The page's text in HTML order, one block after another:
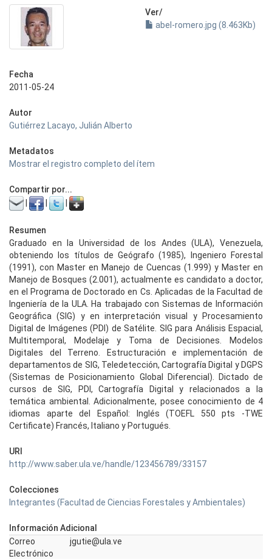
Ver/
abel-romero.jpg (8.463Kb)
Fecha
2011-05-24
Autor
Gutiérrez Lacayo, Julián Alberto
Metadatos
Mostrar el registro completo del ítem
Compartir por...
Resumen
Graduado en la Universidad de los Andes (ULA), Venezuela,
obteniendo los títulos de Geógrafo (1985), Ingeniero Forestal
(1991), con Master en Manejo de Cuencas (1.999) y Master en
Manejo de Bosques (2.001), actualmente es candidato a doctor,
en el Programa de Doctorado en Cs. Aplicadas de la Facultad de
Ingeniería de la ULA. Ha trabajado con Sistemas de Información
Geográfica (SIG) y en interpretación visual y Procesamiento
Digital de Imágenes (PDI) de Satélite. SIG para Análisis Espacial,
Multitemporal, Modelaje y Toma de Decisiones. Modelos
Digitales del Terreno. Estructuración e implementación de
departamentos de SIG, Teledetección, Cartografía Digital y DGPS
(Sistemas de Posicionamiento Global Diferencial). Dictado de
cursos de SIG, PDI, Cartografía Digital y relacionados a la
temática ambiental. Adicionalmente, posee conocimiento de 4
idiomas aparte del Español: Inglés (TOEFL 550 pts -TWE
Certificate) Francés, Italiano y Portugués.
URI
http://www.saber.ula.ve/handle/123456789/33157
Colecciones
Integrantes (Facultad de Ciencias Forestales y Ambientales)
Información Adicional
Correo
Electrónico
jgutie@ula.ve